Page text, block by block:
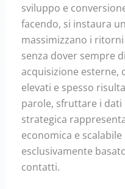
sviluppo e
facendo, si instaura
massimizzano i
senza dover sempre
acquisizione esterne,
elevati e spesso
parole, sfruttare i
strategica
economica e
esclusivamente
contatti.